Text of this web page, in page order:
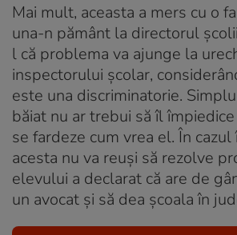
Mai mult, aceasta a mers cu o
una-n pământ la directorul
l că problema va ajunge la
inspectorului şcolar,
este una discriminatorie.
băiat nu ar trebui să îl
se fardeze cum vrea el. În cazul
acesta nu va reuşi să rezolve
elevului a declarat că are de
un avocat şi să dea şcoala în